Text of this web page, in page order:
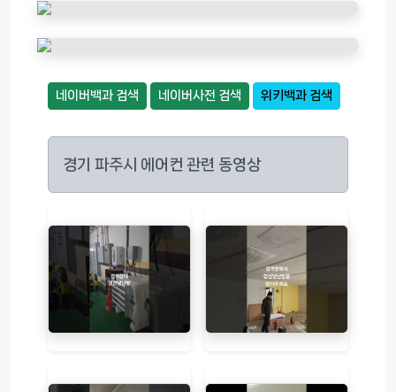
네이버백과 검색 네이버사전 검색 위키백과 검색
경기 파주시 에어컨 관련 동영상